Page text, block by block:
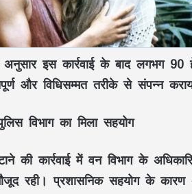
इस कार्रवाई के बाद लगभग
और विधिसम्मत तरीके से संपन्न
विभाग का मिला सहयोग
की कार्रवाई में वन विभाग के
रही। प्रशासनिक सहयोग के कारण